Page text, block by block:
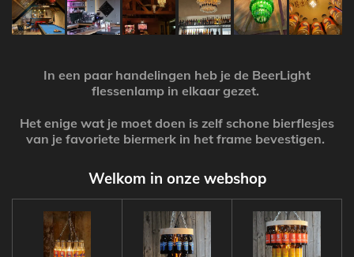
In een paar handelingen heb je de BeerLight
flessenlamp in elkaar gezet.
Het enige wat je moet doen is zelf schone bierflesjes
van je favoriete biermerk in het frame bevestigen.
Welkom in onze webshop